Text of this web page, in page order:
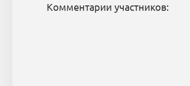
Комментарии участников: